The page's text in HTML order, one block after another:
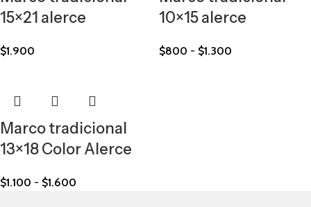
15×21 alerce
$1.900
10×15 alerce
$800 - $1.300
Marco tradicional
13×18 Color Alerce
$1.100 - $1.600